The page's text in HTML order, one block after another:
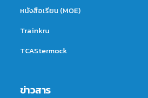
หนังสือเรียน (MOE)
Trainkru
TCAStermock
ข่าวสาร